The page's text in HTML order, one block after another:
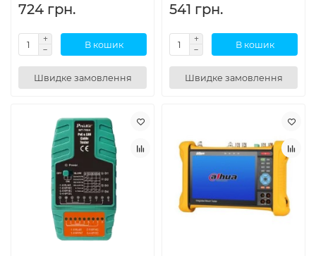
724 грн.
В кошик
Швидке замовлення
541 грн.
В кошик
Швидке замовлення